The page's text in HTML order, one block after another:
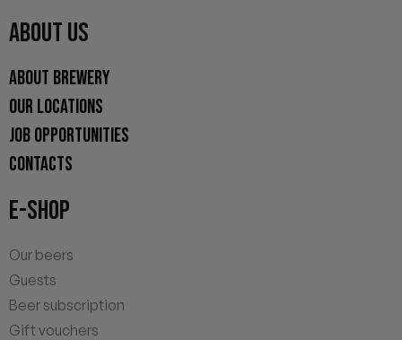
ABOUT US
ABOUT BREWERY
OUR LOCATIONS
JOB OPPORTUNITIES
CONTACTS
E-SHOP
Our beers
Guests
Beer subscription
Gift vouchers